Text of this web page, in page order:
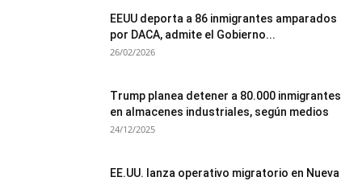
EEUU deporta a 86 inmigrantes amparados
por DACA, admite el Gobierno...
26/02/2026
Trump planea detener a 80.000 inmigrantes
en almacenes industriales, según medios
24/12/2025
EE.UU. lanza operativo migratorio en Nueva